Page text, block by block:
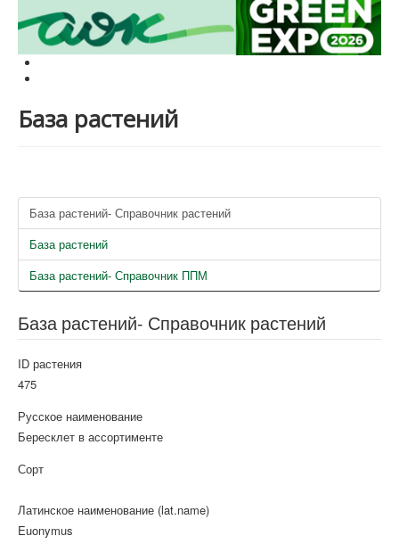
База растений
База растений- Справочник растений
База растений
База растений- Справочник ППМ
База растений- Справочник растений
ID растения
475
Русское наименование
Бересклет в ассортименте
Сорт
Латинское наименование (lat.name)
Euonymus